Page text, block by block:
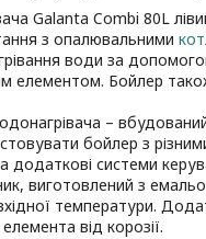
Galanta Combi 80L
з опалювальними
води за
елементом. Бойлер
–
бойлер з
додаткові системи
виготовлений з
температури.
від корозії.